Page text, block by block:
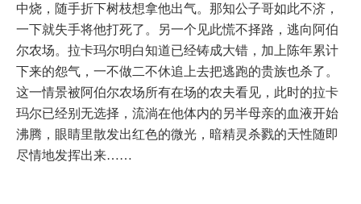
中烧，随手折下树枝想拿他出气。那知公子哥如此不济，
一下就失手将他打死了。另一个见此慌不择路，逃向阿伯
尔农场。拉卡玛尔明白知道已经铸成大错，加上陈年累计
下来的怨气，一不做二不休追上去把逃跑的贵族也杀了。
这一情景被阿伯尔农场所有在场的农夫看见，此时的拉卡
玛尔已经别无选择，流淌在他体内的另半母亲的血液开始
沸腾，眼睛里散发出红色的微光，暗精灵杀戮的天性随即
尽情地发挥出来……